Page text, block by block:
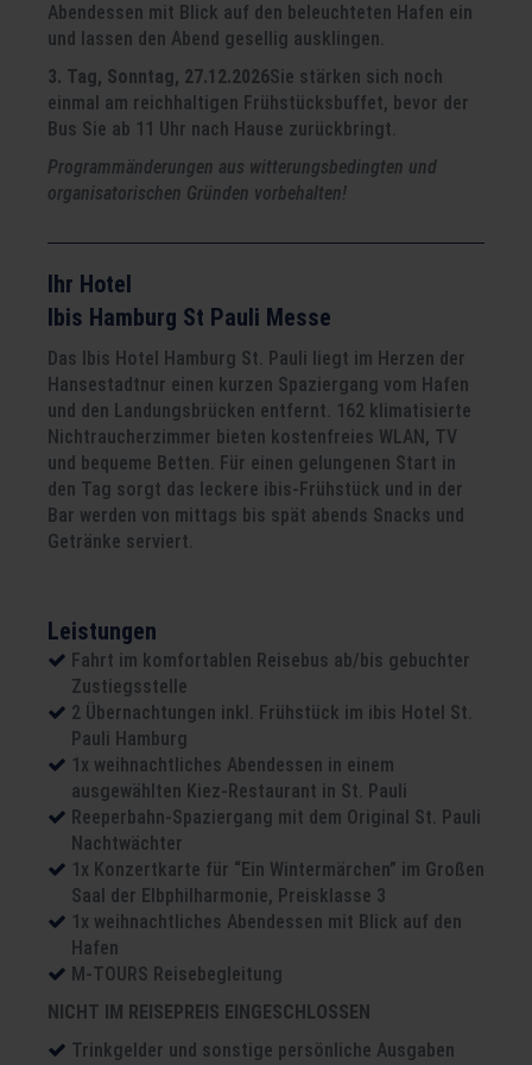
Abendessen mit Blick auf den beleuchteten Hafen ein
und lassen den Abend gesellig ausklingen.
3. Tag, Sonntag, 27.12.2026Sie stärken sich noch
einmal am reichhaltigen Frühstücksbuffet, bevor der
Bus Sie ab 11 Uhr nach Hause zurückbringt.
Programmänderungen aus witterungsbedingten und
organisatorischen Gründen vorbehalten!
Ihr Hotel
Ibis Hamburg St Pauli Messe
Das Ibis Hotel Hamburg St. Pauli liegt im Herzen der
Hansestadtnur einen kurzen Spaziergang vom Hafen
und den Landungsbrücken entfernt. 162 klimatisierte
Nichtraucherzimmer bieten kostenfreies WLAN, TV
und bequeme Betten. Für einen gelungenen Start in
den Tag sorgt das leckere ibis-Frühstück und in der
Bar werden von mittags bis spät abends Snacks und
Getränke serviert.
Leistungen
Fahrt im komfortablen Reisebus ab/bis gebuchter
Zustiegsstelle
2 Übernachtungen inkl. Frühstück im ibis Hotel St.
Pauli Hamburg
1x weihnachtliches Abendessen in einem
ausgewählten Kiez-Restaurant in St. Pauli
Reeperbahn-Spaziergang mit dem Original St. Pauli
Nachtwächter
1x Konzertkarte für “Ein Wintermärchen” im Großen
Saal der Elbphilharmonie, Preisklasse 3
1x weihnachtliches Abendessen mit Blick auf den
Hafen
M-TOURS Reisebegleitung
NICHT IM REISEPREIS EINGESCHLOSSEN
Trinkgelder und sonstige persönliche Ausgaben